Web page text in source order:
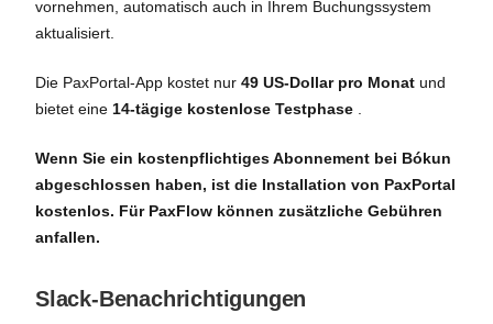
vornehmen, automatisch auch in Ihrem Buchungssystem
aktualisiert.
Die PaxPortal-App kostet nur 49 US-Dollar pro Monat und
bietet eine 14-tägige kostenlose Testphase
Wenn Sie ein kostenpflichtiges Abonnement bei Bókun
abgeschlossen haben, ist die Installation von PaxPortal
kostenlos. Für PaxFlow können zusätzliche Gebühren
anfallen.
Slack-Benachrichtigungen